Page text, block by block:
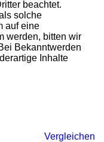
beachtet.
solche
auf eine
werden, bitten wir
Bekanntwerden
Inhalte
Vergleichen